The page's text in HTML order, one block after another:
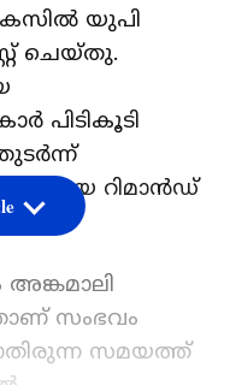
കേസിൽ യുപി
ചെയ്തു.
പിടികൂടി
റിമാൻഡ്
സംഭവം
സമയത്ത്